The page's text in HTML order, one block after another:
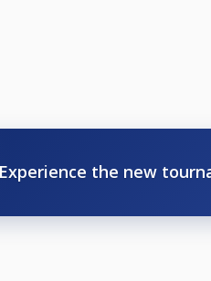
neem dan op tijd contact op
https://
https://
inschrijven. LET OP:
Experience the new